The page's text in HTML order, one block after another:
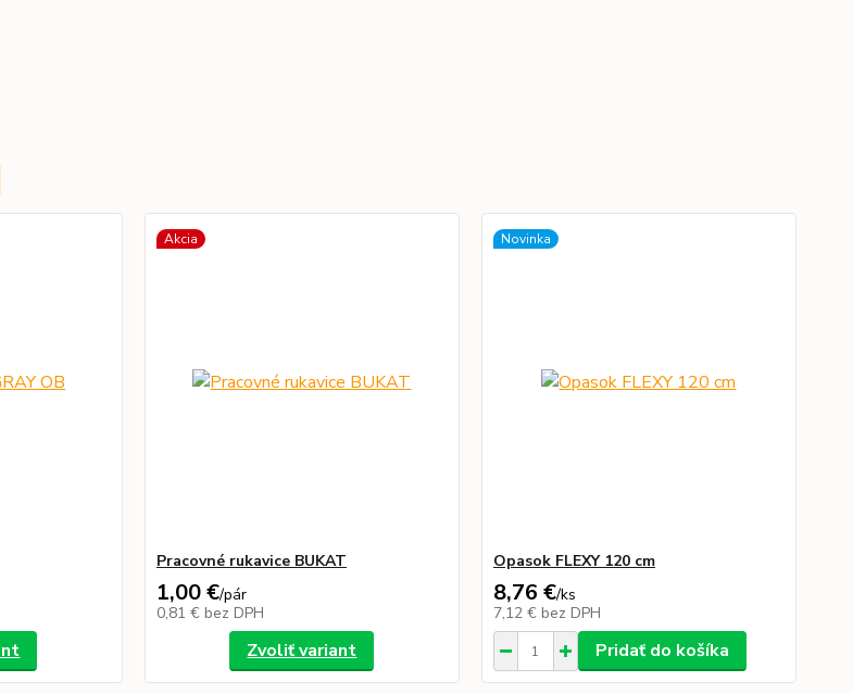
Akcia
Pracovné rukavice BUKAT
1,00 €/pár
0,81 € bez DPH
Zvoliť variant
Novinka
Opasok FLEXY 120 cm
8,76 €/ks
7,12 € bez DPH
Pridať do košíka